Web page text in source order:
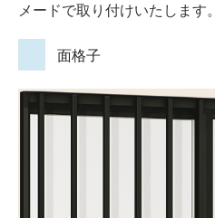
メードで取り付けいたします。
面格子